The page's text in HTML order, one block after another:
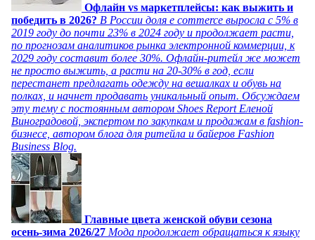
Офлайн vs маркетплейсы: как выжить и
победить в 2026? В России доля e commerce выросла с 5% в
2019 году до почти 23% в 2024 году и продолжает расти,
по прогнозам аналитиков рынка электронной коммерции, к
2029 году составит более 30%. Офлайн-ритейл же может
не просто выжить, а расти на 20-30% в год, если
перестанет предлагать одежду на вешалках и обувь на
полках, и начнет продавать уникальный опыт. Обсуждаем
эту тему с постоянным автором Shoes Report Еленой
Виноградовой, экспертом по закупкам и продажам в fashion-
бизнесе, автором блога для ритейла и байеров Fashion
Business Blog.
Главные цвета женской обуви сезона
осень-зима 2026/27 Мода продолжает обращаться к языку